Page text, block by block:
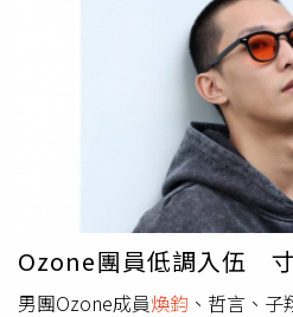
卻遲遲答不出歌手名字，讓哲言
了！」而在「What the animal
不計形象，用動物叫聲演繹歌曲
分勝出，抱走超豪華獎品「慈惠
超羨慕，立刻起鬨：「以後就麻
得接受懲罰，在IG發出節目組特
展望2026年新計畫，子翔感性
很重要的轉變，也期待下半年全
哲言也預告，團員們接下來將陸
面。佳辰則突然舉手分享，自己
蕾」，讓全場一頭霧水笑說：
Ozone團員低調入伍
男團Ozone成員煥鈞 、哲言、